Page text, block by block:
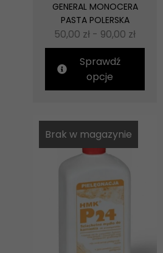
GENERAL MONOCERA
PASTA POLERSKA
50,00 zł - 90,00 zł
Sprawdź
opcje
Brak w magazynie